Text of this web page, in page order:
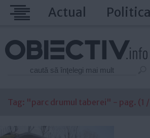
Actual
Tag: "parc drumul taberei" - pag. (1 /